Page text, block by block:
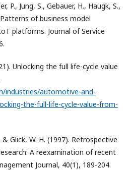
P., Jung, S., Gebauer, H., Haugk, S.,
of business model
platforms. Journal of Service
Unlocking the full life-cycle value
industries/automotive-and-
the-full-life-cycle-value-from-
& Glick, W. H. (1997). Retrospective
A reexamination of recent
Journal, 40(1), 189-204.